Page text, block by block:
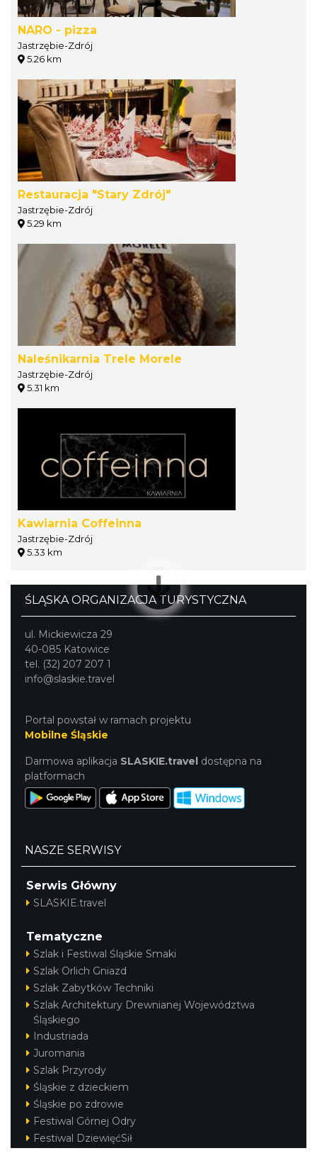
NARO - pizza
Jastrzębie-Zdrój
5.26 km
Restauracja "Stary Zdrój"
Jastrzębie-Zdrój
5.29 km
Naleśnikarnia Trele Morele
Jastrzębie-Zdrój
5.31 km
Kawiarnia Coffeinna
Jastrzębie-Zdrój
5.33 km
ŚLĄSKA ORGANIZACJA TURYSTYCZNA
ul. Mickiewicza 29
40-085 Katowice
tel. (32) 207 207 1
info@slaskie.travel
Portal powstał w ramach projektu
Mobilne Śląskie
Darmowa aplikacja SLASKIE.travel dostępna na
platformach
NASZE SERWISY
Serwis Główny
SLASKIE.travel
Tematyczne
Szlak i Festiwal Śląskie Smaki
Szlak Orlich Gniazd
Szlak Zabytków Techniki
Szlak Architektury Drewnianej Województwa
Śląskiego
Industriada
Juromania
Szlak Przyrody
Śląskie z dzieckiem
Śląskie po zdrowie
Festiwal Górnej Odry
Festiwal DziewięćSił